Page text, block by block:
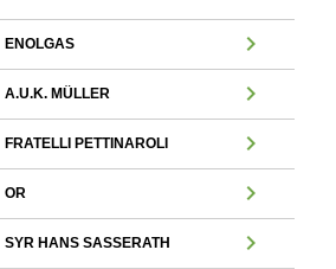
ENOLGAS chevron_right
A.U.K. MÜLLER chevron_right
FRATELLI PETTINAROLI chevron_right
OR chevron_right
SYR HANS SASSERATH chevron_right